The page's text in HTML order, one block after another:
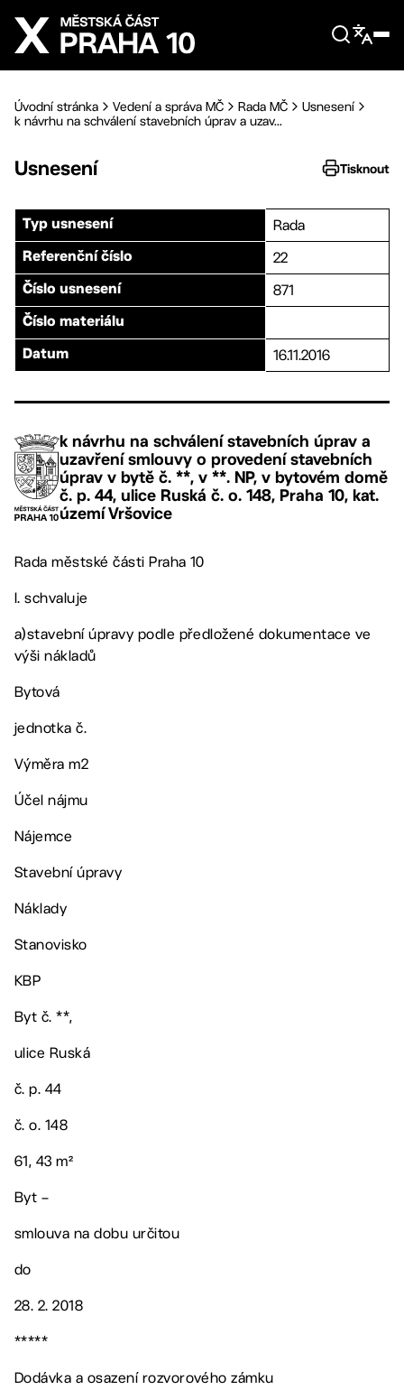
Přejít na hlavní obsah
Úvodní stránka Vedení a správa MČ Rada MČ
Usnesení
k návrhu na schválení stavebních úprav a uzav...
Usnesení Tisknout
Typ usnesení Rada
Referenční číslo 22
Číslo usnesení 871
Číslo materiálu
Datum 16.11.2016
k návrhu na schválení stavebních úprav a
uzavření smlouvy o provedení stavebních
úprav v bytě č. **, v **. NP, v bytovém domě
č. p. 44, ulice Ruská č. o. 148, Praha 10, kat.
území Vršovice
Rada městské části Praha 10
I. schvaluje
a)stavební úpravy podle předložené dokumentace ve
výši nákladů
Bytová
jednotka č.
Výměra m2
Účel nájmu
Nájemce
Stavební úpravy
Náklady
Stanovisko
KBP
Byt č. **,
ulice Ruská
č. p. 44
č. o. 148
61, 43 m²
Byt –
smlouva na dobu určitou
do
28. 2. 2018
*****
Dodávka a osazení rozvorového zámku